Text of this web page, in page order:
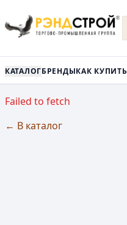
КАТАЛОГБРЕНДЫКАК КУПИТЬ
Failed to fetch
← В каталог